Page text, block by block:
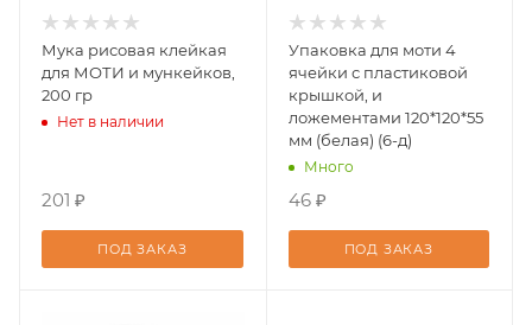
Мука рисовая клейкая
для МОТИ и мункейков,
200 гр
Нет в наличии
201 ₽
ПОД ЗАКАЗ
Упаковка для моти 4
ячейки с пластиковой
крышкой, и
ложементами 120*120*55
мм (белая) (6-д)
Много
46 ₽
ПОД ЗАКАЗ